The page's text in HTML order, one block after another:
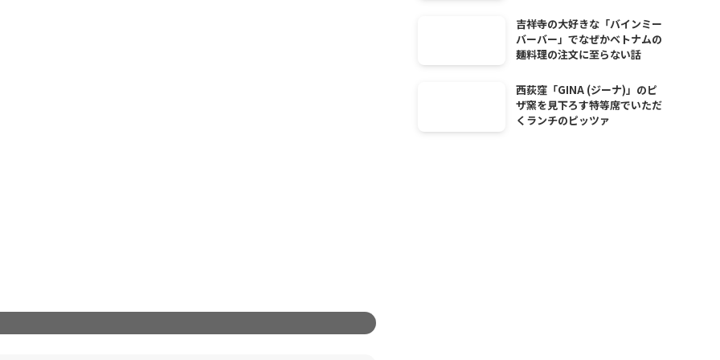
吉祥寺の大好きな「バインミー
バーバー」でなぜかベトナムの
麺料理の注文に至らない話
西荻窪「GINA (ジーナ)」のピ
ザ窯を見下ろす特等席でいただ
くランチのピッツァ